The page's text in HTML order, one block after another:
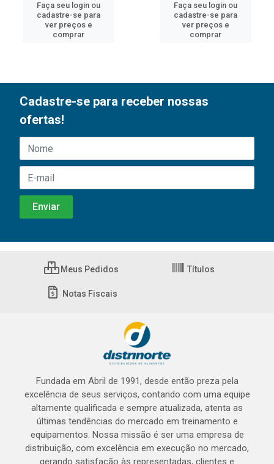
Faça seu login ou
cadastre-se para
ver preços e
comprar
Faça seu login ou
cadastre-se para
ver preços e
comprar
Cadastre-se para receber nossas
ofertas!
Meus Pedidos Títulos
Notas Fiscais
Fundada em Abril de 1991, desde então preza pela
excelência de seus serviços, contando com uma equipe
altamente qualificada e sempre atualizada, atenta as
últimas tendências do mercado em treinamento e
equipamentos. Nossa missão é ser uma empresa de
distribuição, com excelência em execução no mercado,
gerando satisfação às representadas, clientes e